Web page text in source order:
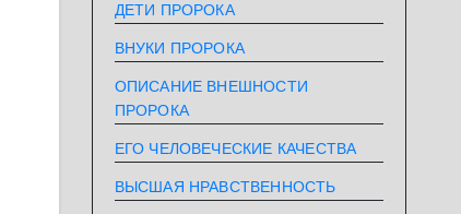
ДЕТИ ПРОРОКА
ВНУКИ ПРОРОКА
ОПИСАНИЕ ВНЕШНОСТИ
ПРОРОКА
ЕГО ЧЕЛОВЕЧЕСКИЕ КАЧЕСТВА
ВЫСШАЯ НРАВСТВЕННОСТЬ